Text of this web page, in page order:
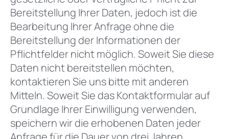
Bereitstellung Ihrer Daten, jedoch ist die
Bearbeitung Ihrer Anfrage ohne die
Bereitstellung der Informationen der
Pflichtfelder nicht möglich. Soweit Sie diese
Daten nicht bereitstellen möchten,
kontaktieren Sie uns bitte mit anderen
Mitteln. Soweit Sie das Kontaktformular auf
Grundlage Ihrer Einwilligung verwenden,
speichern wir die erhobenen Daten jeder